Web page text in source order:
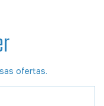
ofertas.